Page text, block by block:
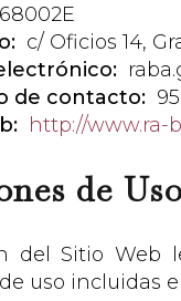
c/ Oficios 14,
de contacto:
http://www.ra-
de
del Sitio Web
uso incluidas